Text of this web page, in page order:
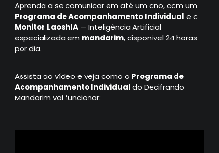
Aprenda a se comunicar em até um ano, com um
Programa deAcompanhamentoIndividual e o
Monitor LaoshIA — Inteligência Artificial
especializada em mandarim, disponível 24 horas
por dia.
Assista ao vídeo e veja como o Programa de
Acompanhamento Individual do Decifrando
Mandarim vai funcionar: